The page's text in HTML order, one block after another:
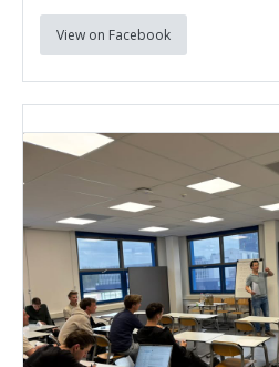
View on Facebook